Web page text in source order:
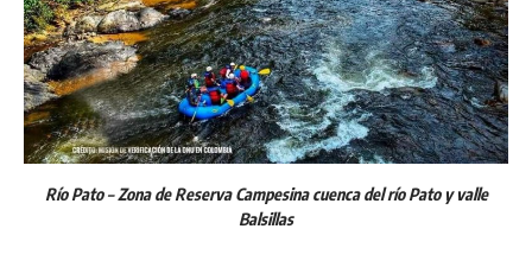
Río Pato – Zona de Reserva Campesina cuenca del río Pato y valle
Balsillas